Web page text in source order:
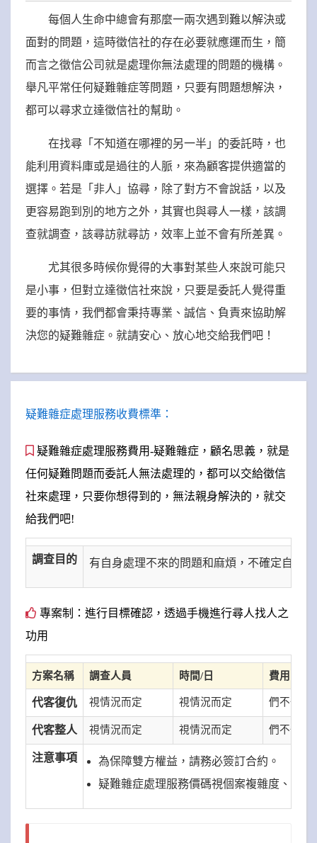
每個人生命中總會有那麼一兩次遇到難以解決或
面對的問題，這時徵信社的存在必要就應運而生，簡
而言之徵信公司就是處理你無法處理的問題的機構。
舉凡平常任何疑難雜症等問題，只要有問題想解決，
都可以尋求立達徵信社的幫助。
在找尋「不知道在哪裡的另一半」的委託時，也
能利用資料庫或是過往的人脈，來為顧客提供適當的
選擇。若是「非人」協尋，除了對方不會說話，以及
更容易跑到別的地方之外，其實也與尋人一樣，該調
查就調查，該尋訪就尋訪，效率上並不會有所差異。
尤其很多時候你覺得的大事對某些人來說可能只
是小事，但對立達徵信社來說，只要是委託人覺得重
要的事情，我們都會秉持專業、誠信、負責來協助解
決您的疑難雜症。就請安心、放心地交給我們吧！
疑難雜症處理服務收費標準：
疑難雜症處理服務費用-疑難雜症，顧名思義，就是
任何疑難問題而委託人無法處理的，都可以交給徵信
社來處理，只要你想得到的，無法親身解決的，就交
給我們吧!
調查目的 有自身處理不來的問題和麻煩，不確定自己
專案制：進行目標確認，透過手機進行尋人找人之
功用
方案名稱 調查人員 時間/日 費用
代客復仇 視情況而定 視情況而定 們不一定
代客整人 視情況而定 視情況而定 們不一定
注意事項
為保障雙方權益，請務必簽訂合約。
疑難雜症處理服務價碼視個案複雜度、難